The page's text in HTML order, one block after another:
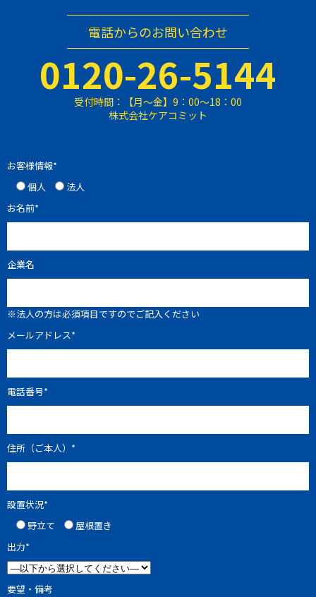
電話からのお問い合わせ
0120-26-5144
受付時間：【月〜金】9：00〜18：00
株式会社ケアコミット
お客様情報*
個人
法人
お名前*
企業名
※法人の方は必須項目ですのでご記入ください
メールアドレス*
電話番号*
住所（ご本人）*
設置状況*
野立て
屋根置き
出力*
要望・備考